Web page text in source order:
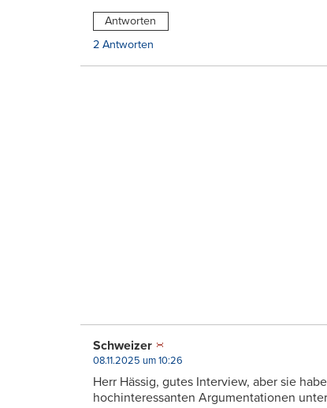
Antworten
2 Antworten
Schweizer
08.11.2025 um 10:26
Herr Hässig, gutes Interview, aber sie
hochinteressanten Argumentationen